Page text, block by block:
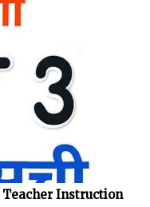
Instruction